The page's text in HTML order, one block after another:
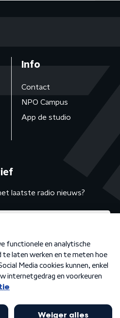
Info
Contact
NPO Campus
App de studio
laatste radio nieuws?
Privacybeleid